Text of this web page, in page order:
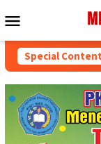
to
Menu
Special
HUT ke-81 RI